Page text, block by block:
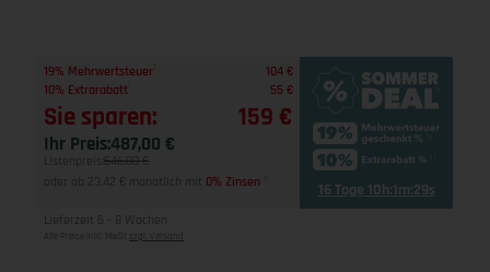
19% Mehrwertsteuer
104 €
10% Extrarabatt
55 €
Sie sparen: 159 €
Ihr Preis:487,00 €
Listenpreis: 646,00 €
oder ab 23,42 € monatlich mit 0% Zinsen 16 Tage 10h:1m:28s
Lieferzeit 6 - 8 Wochen
Alle Preise inkl. MwSt zzgl. Versand